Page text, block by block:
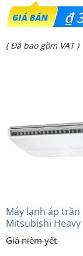
Giá
gốc
là:
₫
Giá
₫ 39.800.000.
( Đã bao gồm VAT )
Máy lạnh áp trần
Mitsubishi Heavy
FDE140VG
– 1 Pha